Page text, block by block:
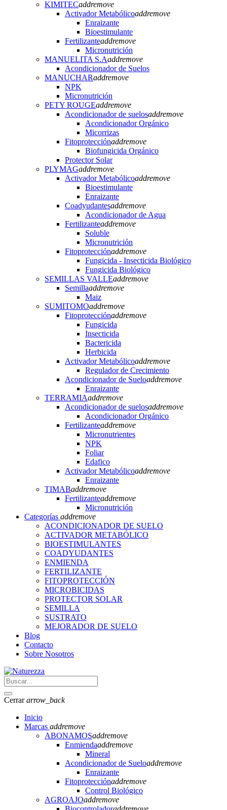
KIMITECaddremove
Activador Metabólicoaddremove
Enraizante
Bioestimulante
Fertilizanteaddremove
Micronutrición
MANUELITA S.Aaddremove
Acondicionador de Suelos
MANUCHARaddremove
NPK
Micronutrición
PETY ROUGEaddremove
Acondicionador de suelosaddremove
Acondicionador Orgánico
Micorrizas
Fitoprotecciónaddremove
Biofungicida Orgánico
Protector Solar
PLYMAGaddremove
Activador Metabólicoaddremove
Bioestimulante
Enraizante
Coadyudantesaddremove
Acondicionador de Agua
Fertilizanteaddremove
Soluble
Micronutrición
Fitoprotecciónaddremove
Fungicida - Insecticida Biológico
Fungicida Biológico
SEMILLAS VALLEaddremove
Semillaaddremove
Maiz
SUMITOMOaddremove
Fitoprotecciónaddremove
Fungicida
Insecticida
Bactericida
Herbicida
Activador Metabólicoaddremove
Regulador de Crecimiento
Acondicionador de Sueloaddremove
Enraizante
TERRAMIAaddremove
Acondicionador de suelosaddremove
Acondicionador Orgánico
Fertilizanteaddremove
Micronutrientes
NPK
Foliar
Edafico
Activador Metabólicoaddremove
Enraizante
TIMABaddremove
Fertilizanteaddremove
Micronutrición
Categorías addremove
ACONDICIONADOR DE SUELO
ACTIVADOR METABÓLICO
BIOESTIMULANTES
COADYUDANTES
ENMIENDA
FERTILIZANTE
FITOPROTECCIÓN
MICROBICIDAS
PROTECTOR SOLAR
SEMILLA
SUSTRATO
MEJORADOR DE SUELO
Blog
Contacto
Sobre Nosotros
Cerrararrow_back
Inicio
Marcas addremove
ABONAMOSaddremove
Enmiendaaddremove
Mineral
Acondicionador de Sueloaddremove
Enraizante
Fitoprotecciónaddremove
Control Biológico
AGROAJOaddremove